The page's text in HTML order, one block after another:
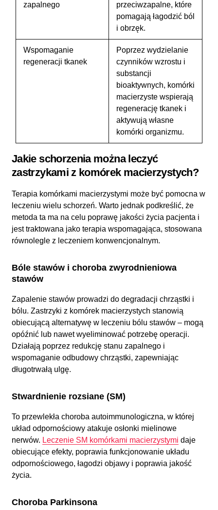
zapalnego
przeciwzapalne, które
pomagają łagodzić ból
i obrzęk.
Wspomaganie
regeneracji tkanek
Poprzez wydzielanie
czynników wzrostu i
substancji
bioaktywnych, komórki
macierzyste wspierają
regenerację tkanek i
aktywują własne
komórki organizmu.
Jakie schorzenia można leczyć
zastrzykami z komórek macierzystych?
Terapia komórkami macierzystymi może być pomocna w
leczeniu wielu schorzeń. Warto jednak podkreślić, że
metoda ta ma na celu poprawę jakości życia pacjenta i
jest traktowana jako terapia wspomagająca, stosowana
równolegle z leczeniem konwencjonalnym.
Bóle stawów i choroba zwyrodnieniowa
stawów
Zapalenie stawów prowadzi do degradacji chrząstki i
bólu. Zastrzyki z komórek macierzystych stanowią
obiecującą alternatywę w leczeniu bólu stawów – mogą
opóźnić lub nawet wyeliminować potrzebę operacji.
Działają poprzez redukcję stanu zapalnego i
wspomaganie odbudowy chrząstki, zapewniając
długotrwałą ulgę.
Stwardnienie rozsiane (SM)
To przewlekła choroba autoimmunologiczna, w której
układ odpornościowy atakuje osłonki mielinowe
nerwów. Leczenie SM komórkami macierzystymi daje
obiecujące efekty, poprawia funkcjonowanie układu
odpornościowego, łagodzi objawy i poprawia jakość
życia.
Choroba Parkinsona